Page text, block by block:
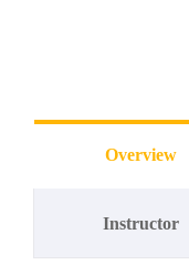
Overview
Instructor